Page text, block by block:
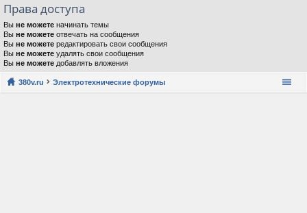
Права доступа
Вы не можете начинать темы
Вы не можете отвечать на сообщения
Вы не можете редактировать свои сообщения
Вы не можете удалять свои сообщения
Вы не можете добавлять вложения
380v.ru Электротехнические форумы